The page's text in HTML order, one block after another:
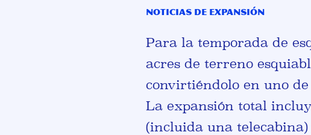
Noticias de expansión
Para la temporada de
acres de terreno
convirtiéndolo en uno
La expansión total
(incluida una telecabina)